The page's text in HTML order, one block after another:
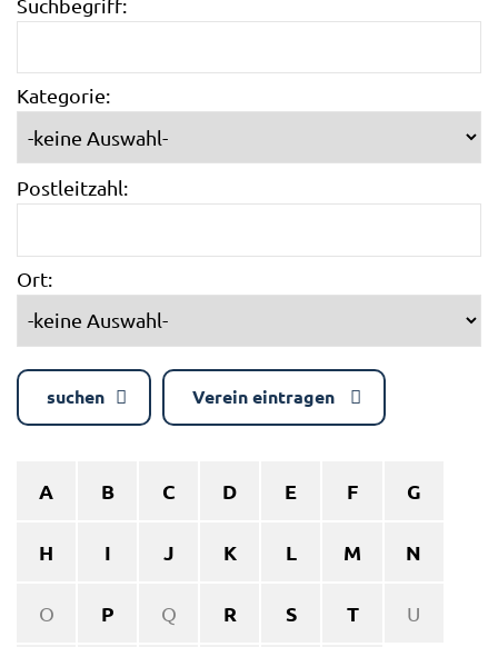
Suchbegriff:
Kategorie:
Postleitzahl:
Ort:
suchen Verein eintragen
A B C D E F G
H I J K L M N
O P Q R S T U